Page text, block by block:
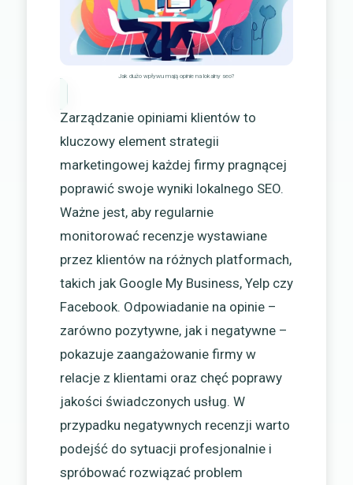
Jak dużo wpływu mają opinie na lokalny seo?
Zarządzanie opiniami klientów to
kluczowy element strategii
marketingowej każdej firmy pragnącej
poprawić swoje wyniki lokalnego SEO.
Ważne jest, aby regularnie
monitorować recenzje wystawiane
przez klientów na różnych platformach,
takich jak Google My Business, Yelp czy
Facebook. Odpowiadanie na opinie –
zarówno pozytywne, jak i negatywne –
pokazuje zaangażowanie firmy w
relacje z klientami oraz chęć poprawy
jakości świadczonych usług. W
przypadku negatywnych recenzji warto
podejść do sytuacji profesjonalnie i
spróbować rozwiązać problem